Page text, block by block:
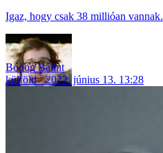
Igaz, hogy csak 38 millióan vannak.
Bódog Bálint
külföld
2022. június 13. 13:28